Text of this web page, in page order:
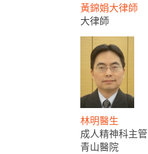
黃錦娟大律師
大律師
林明醫生
成人精神科主管
青山醫院